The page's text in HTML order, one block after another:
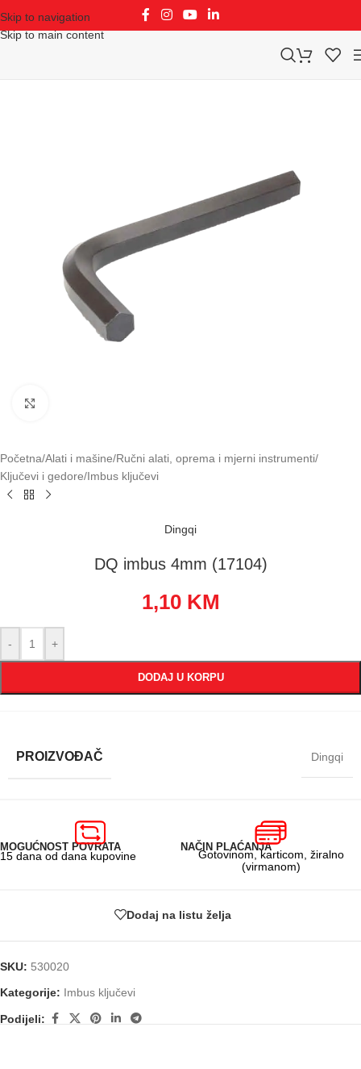
Skip to navigation
Skip to main content
Početna/Alati i mašine/Ručni alati, oprema i mjerni instrumenti/
Ključevi i gedore/Imbus ključevi
Dingqi
DQ imbus 4mm (17104)
1,10 KM
- +
DODAJ U KORPU
PROIZVOĐAČ Dingqi
MOGUĆNOST POVRATA
15 dana od dana kupovine
NAČIN PLAĆANJA
Gotovinom, karticom, žiralno
(virmanom)
Dodaj na listu želja
SKU: 530020
Kategorije: Imbus ključevi
Podijeli: